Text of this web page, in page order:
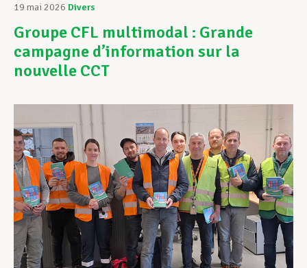
Vos droits
Développement professionnel
Devenir Membre
Actualités
19 mai 2026 Divers
Groupe CFL multimodal : Grande
campagne d’information sur la
nouvelle CCT